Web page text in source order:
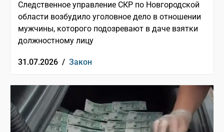
Следственное управление СКР по Новгородской
области возбудило уголовное дело в отношении
мужчины, которого подозревают в даче взятки
должностному лицу
31.07.2026 / Закон